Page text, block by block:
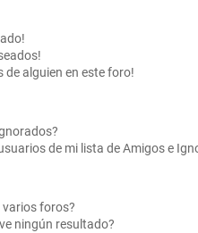
de alguien en este foro!
de mi lista de Amigos e
varios foros?
ningún resultado?